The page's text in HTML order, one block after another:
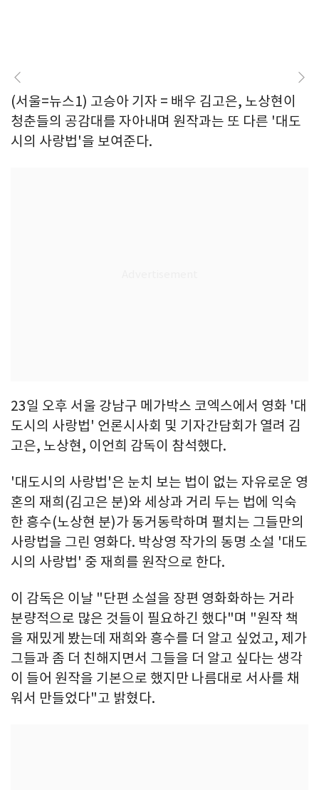
(서울=뉴스1) 고승아 기자 = 배우 김고은, 노상현이
청춘들의 공감대를 자아내며 원작과는 또 다른 '대도
시의 사랑법'을 보여준다.
23일 오후 서울 강남구 메가박스 코엑스에서 영화 '대
도시의 사랑법' 언론시사회 및 기자간담회가 열려 김
고은, 노상현, 이언희 감독이 참석했다.
'대도시의 사랑법'은 눈치 보는 법이 없는 자유로운 영
혼의 재희(김고은 분)와 세상과 거리 두는 법에 익숙
한 흥수(노상현 분)가 동거동락하며 펼치는 그들만의
사랑법을 그린 영화다. 박상영 작가의 동명 소설 '대도
시의 사랑법' 중 재희를 원작으로 한다.
이 감독은 이날 "단편 소설을 장편 영화화하는 거라
분량적으로 많은 것들이 필요하긴 했다"며 "원작 책
을 재밌게 봤는데 재희와 흥수를 더 알고 싶었고, 제가
그들과 좀 더 친해지면서 그들을 더 알고 싶다는 생각
이 들어 원작을 기본으로 했지만 나름대로 서사를 채
워서 만들었다"고 밝혔다.